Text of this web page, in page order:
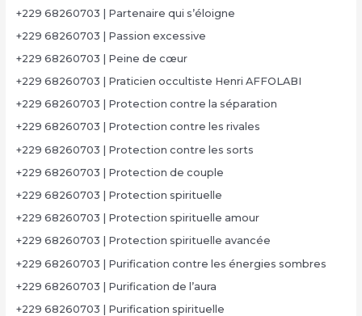
+229 68260703 | Partenaire qui s’éloigne
+229 68260703 | Passion excessive
+229 68260703 | Peine de cœur
+229 68260703 | Praticien occultiste Henri AFFOLABI
+229 68260703 | Protection contre la séparation
+229 68260703 | Protection contre les rivales
+229 68260703 | Protection contre les sorts
+229 68260703 | Protection de couple
+229 68260703 | Protection spirituelle
+229 68260703 | Protection spirituelle amour
+229 68260703 | Protection spirituelle avancée
+229 68260703 | Purification contre les énergies sombres
+229 68260703 | Purification de l’aura
+229 68260703 | Purification spirituelle